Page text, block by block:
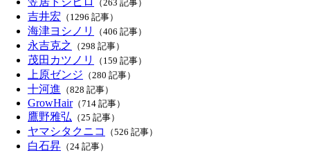
（263 記事）
吉井宏 （1296 記事）
海津ヨシノリ （406 記事）
永吉克之 （298 記事）
茂田カツノリ （159 記事）
上原ゼンジ （280 記事）
十河進 （828 記事）
GrowHair（714 記事）
鷹野雅弘 （25 記事）
ヤマシタクニコ （526 記事）
白石昇 （24 記事）